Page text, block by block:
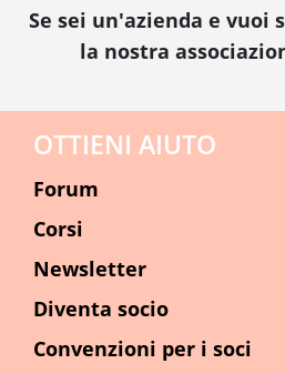
Se sei un'azienda e vuoi
la nostra
OTTIENI AIUTO
Forum
Corsi
Newsletter
Diventa socio
Convenzioni per i soci